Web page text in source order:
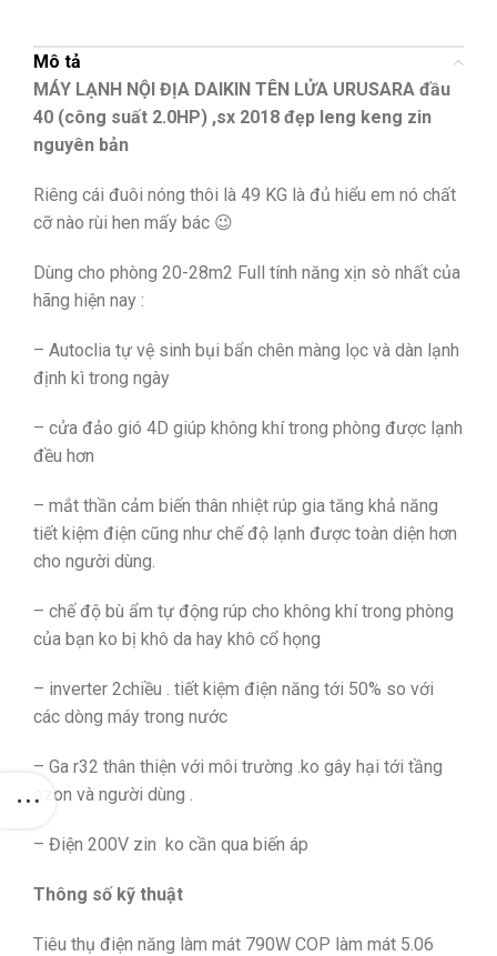
Mô tả
MÁY LẠNH NỘI ĐỊA DAIKIN TÊN LỬA URUSARA đầu
40 (công suất 2.0HP) ,sx 2018 đẹp leng keng zin
nguyên bản
Riêng cái đuôi nóng thôi là 49 KG là đủ hiểu em nó chất
cỡ nào rùi hen mấy bác 😉
Dùng cho phòng 20-28m2 Full tính năng xịn sò nhất của
hãng hiện nay :
– Autoclia tự vệ sinh bụi bẩn chên màng lọc và dàn lạnh
định kì trong ngày
– cửa đảo gió 4D giúp không khí trong phòng được lạnh
đều hơn
– mắt thần cảm biến thân nhiệt rúp gia tăng khả năng
tiết kiệm điện cũng như chế độ lạnh được toàn diện hơn
cho người dùng.
– chế độ bù ẩm tự động rúp cho không khí trong phòng
của bạn ko bị khô da hay khô cổ họng
– inverter 2chiều . tiết kiệm điện năng tới 50% so với
các dòng máy trong nước
– Ga r32 thân thiện với môi trường .ko gây hại tới tầng
ozon và người dùng .
– Điện 200V zin ko cần qua biến áp
Thông số kỹ thuật
Tiêu thụ điện năng làm mát 790W COP làm mát 5.06